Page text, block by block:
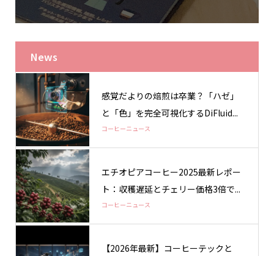
News
感覚だよりの焙煎は卒業？「ハゼ」
と「色」を完全可視化するDiFluid...
コーヒーニュース
エチオピアコーヒー2025最新レポー
ト：収穫遅延とチェリー価格3倍で...
コーヒーニュース
【2026年最新】コーヒーテックと